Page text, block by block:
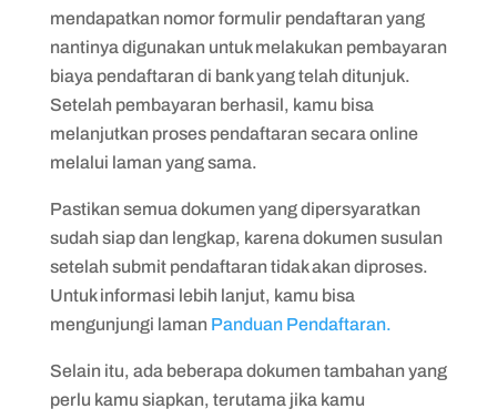
mendapatkan nomor formulir pendaftaran yang
nantinya digunakan untuk melakukan pembayaran
biaya pendaftaran di bank yang telah ditunjuk.
Setelah pembayaran berhasil, kamu bisa
melanjutkan proses pendaftaran secara online
melalui laman yang sama.
Pastikan semua dokumen yang dipersyaratkan
sudah siap dan lengkap, karena dokumen susulan
setelah submit pendaftaran tidak akan diproses.
Untuk informasi lebih lanjut, kamu bisa
mengunjungi laman Panduan Pendaftaran.
Selain itu, ada beberapa dokumen tambahan yang
perlu kamu siapkan, terutama jika kamu